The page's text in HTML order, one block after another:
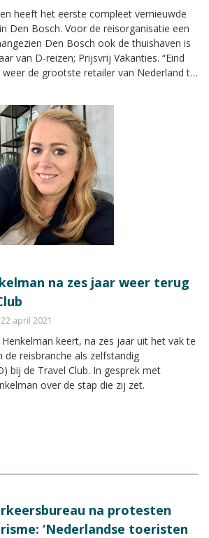
heeft het eerste compleet vernieuwde
Den Bosch. Voor de reisorganisatie een
Den Bosch ook de thuishaven is
van D-reizen; Prijsvrij Vakanties. “Eind
de grootste retailer van Nederland te
na zes jaar weer terug
22 april 2021
Henkelman keert, na zes jaar uit het vak te
de reisbranche als zelfstandig
bij de Travel Club. In gesprek met
over de stap die zij zet.
na protesten
‘Nederlandse toeristen